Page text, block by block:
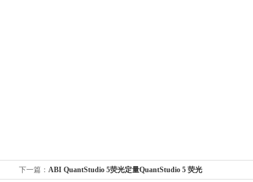
下一篇： ABI QuantStudio 5荧光定量QuantStudio 5 荧光